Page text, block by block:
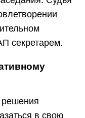
секретарем.
в свою